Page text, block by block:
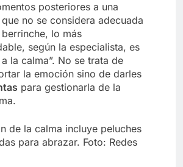
posteriores a una
no se considera adecuada
lo más
según la especialista, es
la calma”. No se trata de
la emoción sino de darles
para gestionarla de la